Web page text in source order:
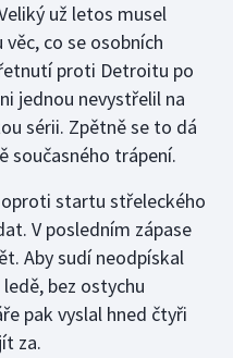
už letos musel
co se osobních
proti Detroitu po
jednou nevystřelil na
sérii. Zpětně se to dá
současného trápení.
oproti startu střeleckého
V posledním zápase
Aby sudí neodpískal
bez ostychu
pak vyslal hned čtyři
za.